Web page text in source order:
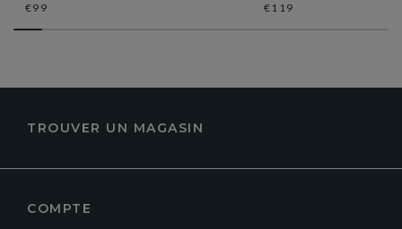
€99
€119
TROUVER UN MAGASIN
COMPTE